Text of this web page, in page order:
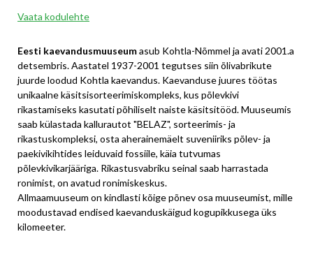
Vaata kodulehte
Eesti kaevandusmuuseumasub Kohtla-Nõmmel ja avati 2001.a
detsembris. Aastatel 1937-2001 tegutses siin õlivabrikute
juurde loodud Kohtla kaevandus. Kaevanduse juures töötas
unikaalne käsitsisorteerimiskompleks, kus põlevkivi
rikastamiseks kasutati põhiliselt naiste käsitsitööd. Muuseumis
saab külastada kallurautot "BELAZ", sorteerimis- ja
rikastuskompleksi, osta aherainemäelt suveniiriks põlev- ja
paekivikihtides leiduvaid fossiile, käia tutvumas
põlevkivikarjääriga. Rikastusvabriku seinal saab harrastada
ronimist, on avatud ronimiskeskus.
Allmaamuuseum on kindlasti kõige põnev osa muuseumist, mille
moodustavad endised kaevanduskäigud kogupikkusega üks
kilomeeter.